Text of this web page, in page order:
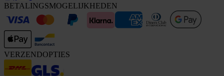
BETALINGSMOGELIJKHEDEN
VERZENDOPTIES